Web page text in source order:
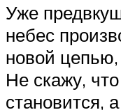
Уже
небес
новой
Не скажу,
становится,